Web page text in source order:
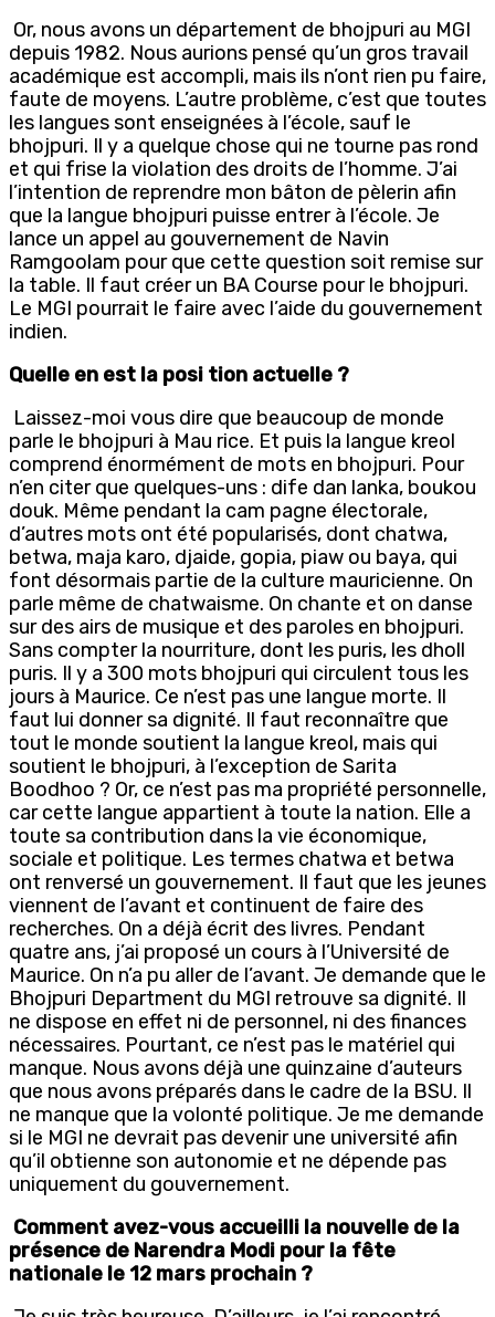
Or, nous avons un département de bhojpuri au MGI
depuis 1982. Nous aurions pensé qu’un gros travail
académique est accompli, mais ils n’ont rien pu faire,
faute de moyens. L’autre problème, c’est que toutes
les langues sont enseignées à l’école, sauf le
bhojpuri. Il y a quelque chose qui ne tourne pas rond
et qui frise la violation des droits de l’homme. J’ai
l’intention de reprendre mon bâton de pèlerin afin
que la langue bhojpuri puisse entrer à l’école. Je
lance un appel au gouvernement de Navin
Ramgoolam pour que cette question soit remise sur
la table. Il faut créer un BA Course pour le bhojpuri.
Le MGI pourrait le faire avec l’aide du gouvernement
indien.
Quelle en est la posi tion actuelle ?
Laissez-moi vous dire que beaucoup de monde
parle le bhojpuri à Mau rice. Et puis la langue kreol
comprend énormément de mots en bhojpuri. Pour
n’en citer que quelques-uns : dife dan lanka, boukou
douk. Même pendant la cam pagne électorale,
d’autres mots ont été popularisés, dont chatwa,
betwa, maja karo, djaide, gopia, piaw ou baya, qui
font désormais partie de la culture mauricienne. On
parle même de chatwaisme. On chante et on danse
sur des airs de musique et des paroles en bhojpuri.
Sans compter la nourriture, dont les puris, les dholl
puris. Il y a 300 mots bhojpuri qui circulent tous les
jours à Maurice. Ce n’est pas une langue morte. Il
faut lui donner sa dignité. Il faut reconnaître que
tout le monde soutient la langue kreol, mais qui
soutient le bhojpuri, à l’exception de Sarita
Boodhoo ? Or, ce n’est pas ma propriété personnelle,
car cette langue appartient à toute la nation. Elle a
toute sa contribution dans la vie économique,
sociale et politique. Les termes chatwa et betwa
ont renversé un gouvernement. Il faut que les jeunes
viennent de l’avant et continuent de faire des
recherches. On a déjà écrit des livres. Pendant
quatre ans, j’ai proposé un cours à l’Université de
Maurice. On n’a pu aller de l’avant. Je demande que le
Bhojpuri Department du MGI retrouve sa dignité. Il
ne dispose en effet ni de personnel, ni des finances
nécessaires. Pourtant, ce n’est pas le matériel qui
manque. Nous avons déjà une quinzaine d’auteurs
que nous avons préparés dans le cadre de la BSU. Il
ne manque que la volonté politique. Je me demande
si le MGI ne devrait pas devenir une université afin
qu’il obtienne son autonomie et ne dépende pas
uniquement du gouvernement.
Comment avez-vous accueilli la nouvelle de la
présence de Narendra Modi pour la fête
nationale le 12 mars prochain ?